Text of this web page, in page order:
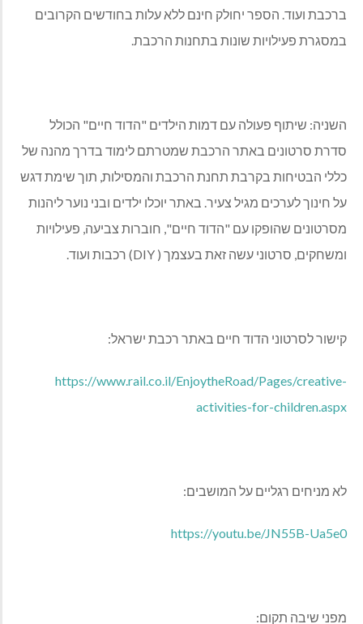
ברכבת ועוד. הספר יחולק חינם ללא עלות בחודשים הקרובים
במסגרת פעילויות שונות בתחנות הרכבת.
השניה: שיתוף פעולה עם דמות הילדים "הדוד חיים" הכולל
סדרת סרטונים באתר הרכבת שמטרתם לימוד בדרך מהנה של
כללי הבטיחות בקרבת תחנת הרכבת והמסילות, תוך שימת דגש
על חינוך לערכים מגיל צעיר. באתר יוכלו ילדים ובני נוער ליהנות
מסרטונים שהופקו עם "הדוד חיים", חוברות צביעה, פעילויות
ומשחקים, סרטוני עשה זאת בעצמך ( DIY) רכבות ועוד.
קישור לסרטוני הדוד חיים באתר רכבת ישראל:
https://www.rail.co.il/EnjoytheRoad/Pages/creative-
activities-for-children.aspx
לא מניחים רגליים על המושבים:
https://youtu.be/JN55B-Ua5e0
מפני שיבה תקום: